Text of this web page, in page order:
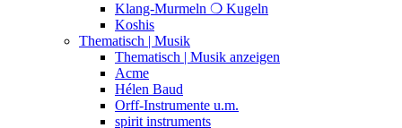
Klang-Murmeln ❍ Kugeln
Koshis
Thematisch | Musik
Thematisch | Musik anzeigen
Acme
Hélen Baud
Orff-Instrumente u.m.
spirit instruments